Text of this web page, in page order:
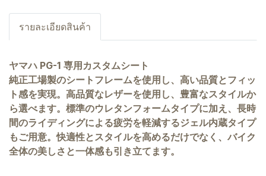
รายละเอียดสินค้า
ヤマハ PG-1 専用カスタムシート
純正工場製のシートフレームを使用し、高い品質とフィッ
ト感を実現。高品質なレザーを使用し、豊富なスタイルか
ら選べます。標準のウレタンフォームタイプに加え、長時
間のライディングによる疲労を軽減するジェル内蔵タイプ
もご用意。快適性とスタイルを高めるだけでなく、バイク
全体の美しさと一体感も引き立てます。